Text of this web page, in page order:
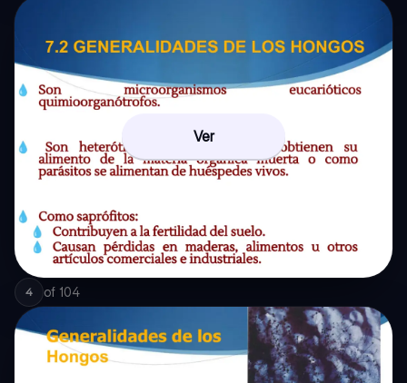
Ver
4 of 104